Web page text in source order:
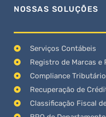
NOSSAS SOLUÇÕES
Serviços Contábeis
Registro de Marcas e
Compliance Tributário
Recuperação de
Classificação Fiscal